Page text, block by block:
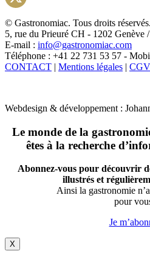
X
© Gastronomiac. Tous droits réservés.
5, rue du Prieuré CH - 1202 Genève
E-mail : info@gastronomiac.com
Téléphone : +41 22 731 53 57 -
CONTACT | Mentions légales |
Webdesign & développement :
Le monde de la
êtes à la recherche
Abonnez-vous pour découvrir
illustrés et
Ainsi la gastronomie
pour
Je
X